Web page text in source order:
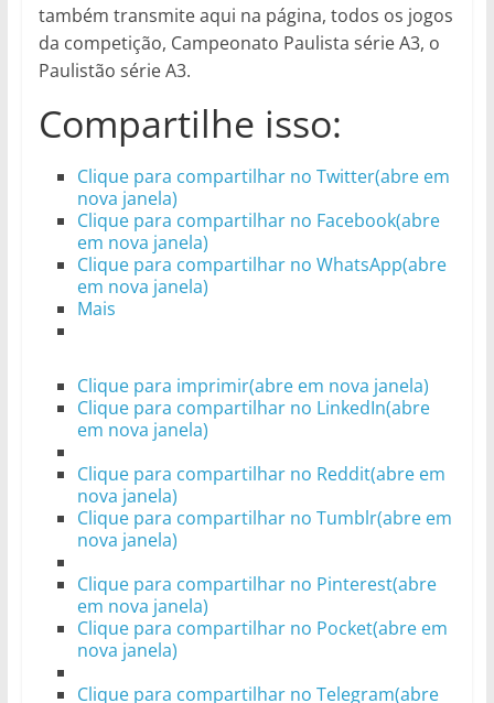
também transmite aqui na página, todos os jogos
da competição, Campeonato Paulista série A3, o
Paulistão série A3.
Compartilhe isso:
Clique para compartilhar no Twitter(abre em
nova janela)
Clique para compartilhar no Facebook(abre
em nova janela)
Clique para compartilhar no WhatsApp(abre
em nova janela)
Mais
Clique para imprimir(abre em nova janela)
Clique para compartilhar no LinkedIn(abre
em nova janela)
Clique para compartilhar no Reddit(abre em
nova janela)
Clique para compartilhar no Tumblr(abre em
nova janela)
Clique para compartilhar no Pinterest(abre
em nova janela)
Clique para compartilhar no Pocket(abre em
nova janela)
Clique para compartilhar no Telegram(abre